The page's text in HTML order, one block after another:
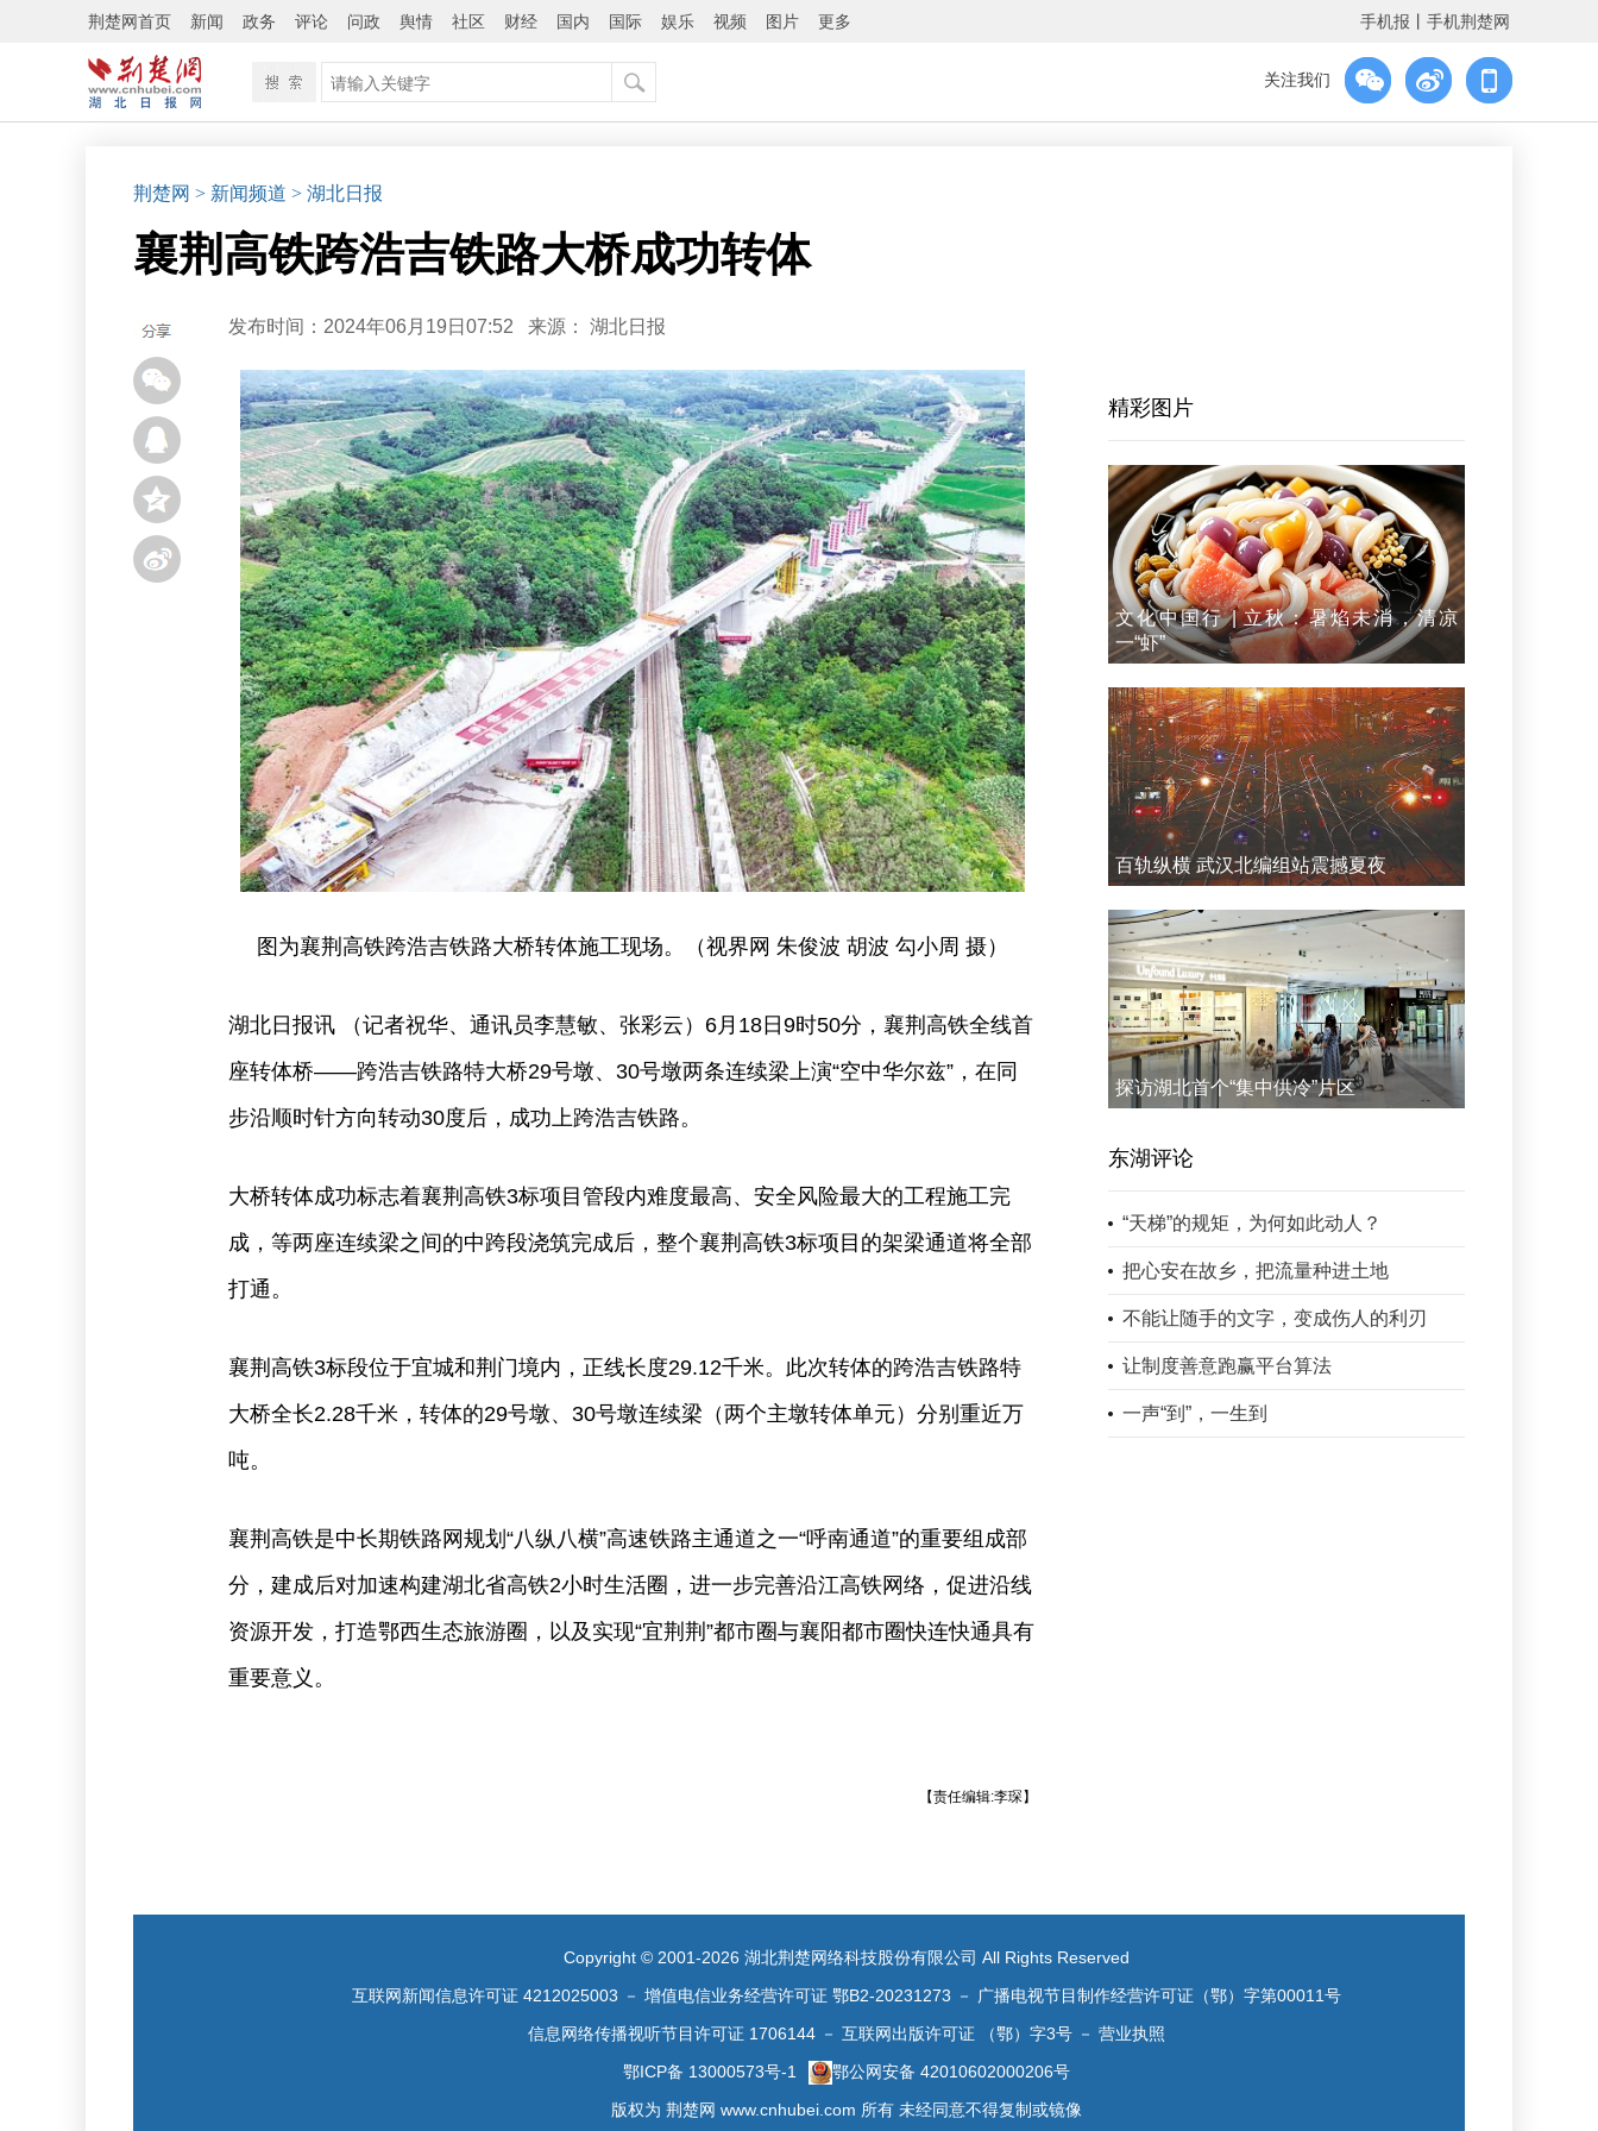
荆楚网首页 新闻 政务 评论 问政 舆情 社区 财经 国内 国际 娱乐 视频 图片 更多 手机报 手机荆楚网
关注我们
荆楚网 > 新闻频道 > 湖北日报
襄荆高铁跨浩吉铁路大桥成功转体
发布时间：2024年06月19日07:52 来源： 湖北日报
图为襄荆高铁跨浩吉铁路大桥转体施工现场。（视界网 朱俊波 胡波 勾小周 摄）
湖北日报讯 （记者祝华、通讯员李慧敏、张彩云）6月18日9时50分，襄荆高铁全线首
座转体桥——跨浩吉铁路特大桥29号墩、30号墩两条连续梁上演“空中华尔兹”，在同
步沿顺时针方向转动30度后，成功上跨浩吉铁路。
大桥转体成功标志着襄荆高铁3标项目管段内难度最高、安全风险最大的工程施工完
成，等两座连续梁之间的中跨段浇筑完成后，整个襄荆高铁3标项目的架梁通道将全部
打通。
襄荆高铁3标段位于宜城和荆门境内，正线长度29.12千米。此次转体的跨浩吉铁路特
大桥全长2.28千米，转体的29号墩、30号墩连续梁（两个主墩转体单元）分别重近万
吨。
襄荆高铁是中长期铁路网规划“八纵八横”高速铁路主通道之一“呼南通道”的重要组成部
分，建成后对加速构建湖北省高铁2小时生活圈，进一步完善沿江高铁网络，促进沿线
资源开发，打造鄂西生态旅游圈，以及实现“宜荆荆”都市圈与襄阳都市圈快连快通具有
重要意义。
【责任编辑:李琛】
精彩图片
文化中国行 | 立秋：暑焰未消，清凉
一“虾”
百轨纵横 武汉北编组站震撼夏夜
探访湖北首个“集中供冷”片区
东湖评论
“天梯”的规矩，为何如此动人？
把心安在故乡，把流量种进土地
不能让随手的文字，变成伤人的利刃
让制度善意跑赢平台算法
一声“到”，一生到
Copyright © 2001-2026 湖北荆楚网络科技股份有限公司 All Rights Reserved
互联网新闻信息许可证 4212025003 － 增值电信业务经营许可证 鄂B2-20231273 －
广播电视节目制作经营许可证（鄂）字第00011号
信息网络传播视听节目许可证 1706144 － 互联网出版许可证 （鄂）字3号 － 营业执照
鄂ICP备 13000573号-1
鄂公网安备 42010602000206号
版权为 荆楚网 www.cnhubei.com 所有 未经同意不得复制或镜像